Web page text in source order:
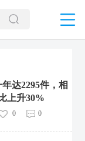
达2295件，相
上升30%
0 0